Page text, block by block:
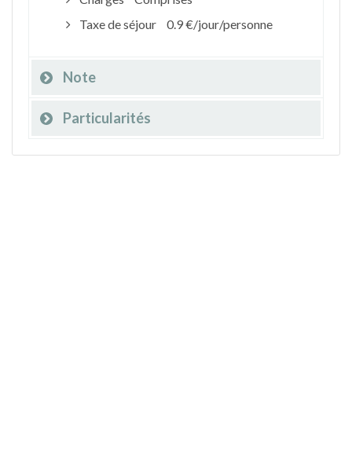
Taxe de séjour
0.9 €/jour/personne
Note
Particularités